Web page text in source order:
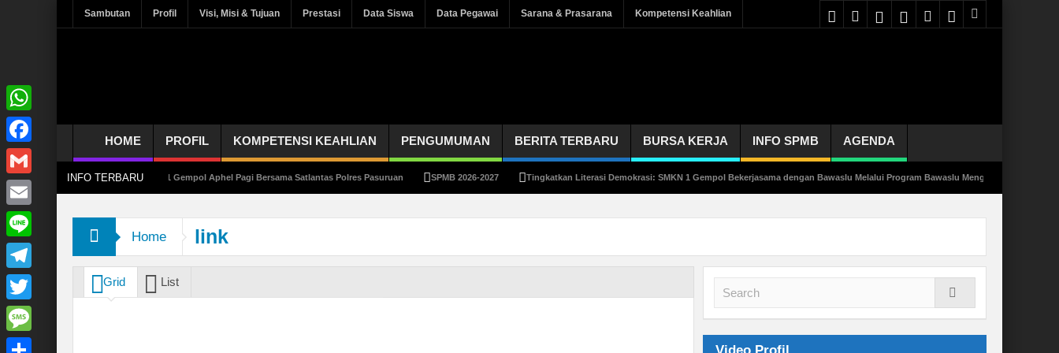
Sambutan Profil Visi, Misi & Tujuan Prestasi Data Siswa Data Pegawai Sarana & Prasarana Kompetensi Keahlian
HOME PROFIL KOMPETENSI KEAHLIAN PENGUMUMAN BERITA TERBARU BURSA KERJA INFO SPMB AGENDA
INFO TERBARU
Kalangan Pelajar, SMK Negeri 1 Gempol Aphel Pagi Bersama Satlantas Polres Pasuruan SPMB 2026-2027 Tingkatkan Literasi Demokrasi: SMKN 1 Gempol Bekerjasama dengan Bawaslu Melalui Program Bawaslu Mengajar
Home link
Grid List
WhatsApp
Facebook
Gmail
Email
Line
Telegram
Twitter
Message